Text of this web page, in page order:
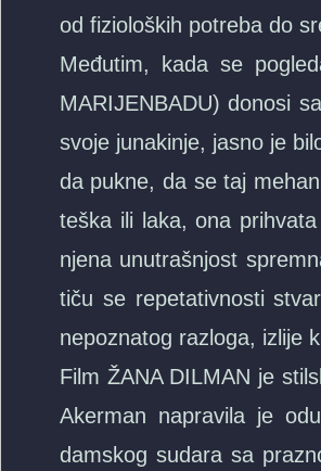
od fizioloških potreba do
Međutim, kada se
MARIJENBADU) donosi
svoje junakinje, jasno je
da pukne, da se taj
teška ili laka, ona
njena unutrašnjost
tiču se repetativnosti
nepoznatog razloga, izlije
Film ŽANA DILMAN je
Akerman napravila je
damskog sudara sa